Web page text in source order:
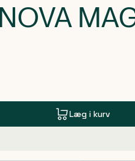
Læg i kurv